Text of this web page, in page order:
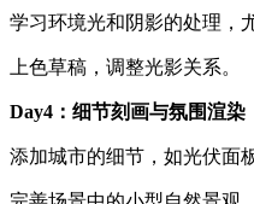
学习环境光和阴影的处理，
上色草稿，调整光影关系。
Day4：细节刻画与氛围渲染
添加城市的细节，如光伏面